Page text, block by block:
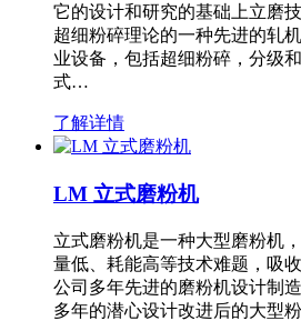
它的设计和研究的基础上立磨
超细粉碎理论的一种先进的轧
业设备，包括超细粉碎，分级
式…
了解详情
LM 立式磨粉机
立式磨粉机是一种大型磨粉机
量低、耗能高等技术难题，吸
公司多年先进的磨粉机设计制
多年的潜心设计改进后的大型